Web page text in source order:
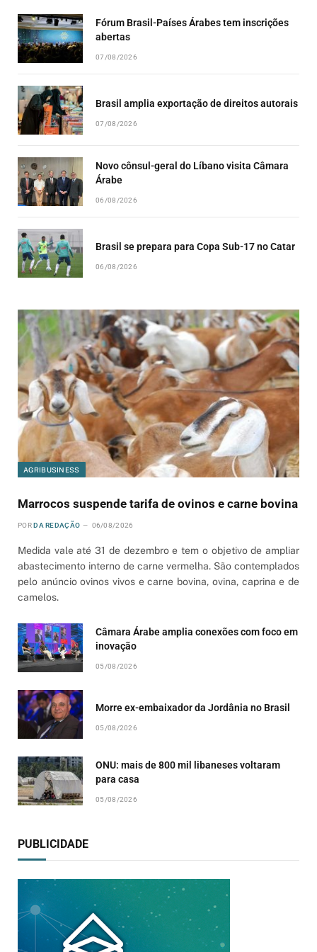
Fórum Brasil-Países Árabes tem inscrições
abertas
07/08/2026
Brasil amplia exportação de direitos autorais
07/08/2026
Novo cônsul-geral do Líbano visita Câmara
Árabe
06/08/2026
Brasil se prepara para Copa Sub-17 no Catar
06/08/2026
AGRIBUSINESS
Marrocos suspende tarifa de ovinos e carne bovina
POR DA REDAÇÃO 06/08/2026
Medida vale até 31 de dezembro e tem o objetivo de ampliar
abastecimento interno de carne vermelha. São contemplados
pelo anúncio ovinos vivos e carne bovina, ovina, caprina e de
camelos.
Câmara Árabe amplia conexões com foco em
inovação
05/08/2026
Morre ex-embaixador da Jordânia no Brasil
05/08/2026
ONU: mais de 800 mil libaneses voltaram
para casa
05/08/2026
PUBLICIDADE